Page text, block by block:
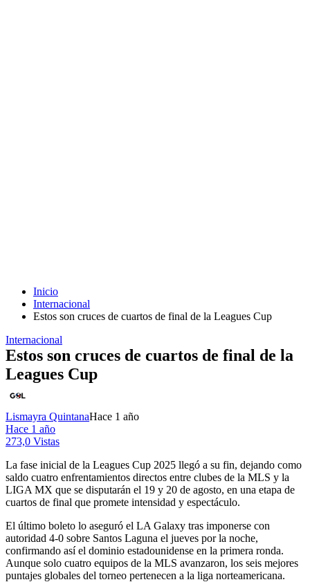
Inicio
Internacional
Estos son cruces de cuartos de final de la Leagues Cup
Internacional
Estos son cruces de cuartos de final de la
Leagues Cup
Lismayra QuintanaHace 1 año
Hace 1 año
273,0 Vistas
La fase inicial de la Leagues Cup 2025 llegó a su fin, dejando como
saldo cuatro enfrentamientos directos entre clubes de la MLS y la
LIGA MX que se disputarán el 19 y 20 de agosto, en una etapa de
cuartos de final que promete intensidad y espectáculo.
El último boleto lo aseguró el LA Galaxy tras imponerse con
autoridad 4-0 sobre Santos Laguna el jueves por la noche,
confirmando así el dominio estadounidense en la primera ronda.
Aunque solo cuatro equipos de la MLS avanzaron, los seis mejores
puntajes globales del torneo pertenecen a la liga norteamericana.